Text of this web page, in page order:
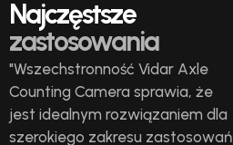
Najczęstsze
zastosowania
"Wszechstronność Vidar Axle
Counting Camera sprawia, że
jest idealnym rozwiązaniem dla
szerokiego zakresu zastosowań